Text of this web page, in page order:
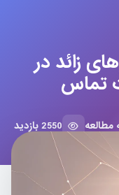
موهای زائد در
تماس
2550 بازدید